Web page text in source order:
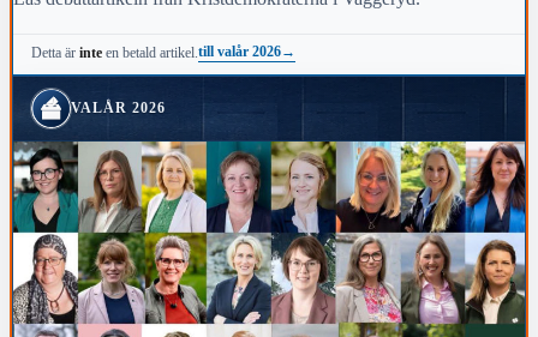
Detta ärinte en betald artikel.till valår 2026→
VALÅR 2026